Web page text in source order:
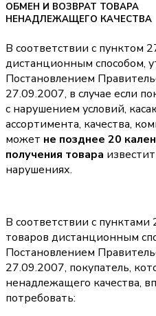
ОБМЕН И ВОЗВРАТ ТОВАРА
НЕНАДЛЕЖАЩЕГО КАЧЕСТВА
В соответствии с пунктом
дистанционным способом,
Постановлением
27.09.2007, в случае если
с нарушением условий,
ассортимента, качества,
может не позднее 20
получения товара
нарушениях.
В соответствии с
товаров дистанционным
Постановлением
27.09.2007, покупатель,
ненадлежащего качества,
потребовать: